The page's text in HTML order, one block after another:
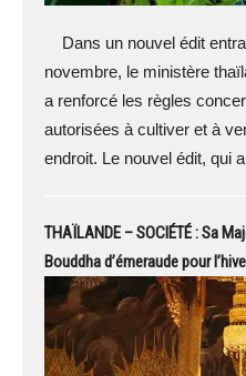
Dans un nouvel édit
novembre, le ministère
a renforcé les règles
autorisées à cultiver et à
endroit. Le nouvel édit, qui
THAÏLANDE – SOCIÉTÉ : Sa
Bouddha d’émeraude pour